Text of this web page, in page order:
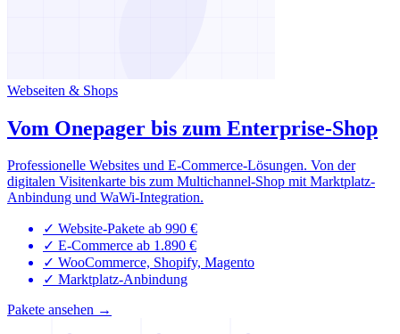
Webseiten & Shops
Vom Onepager bis zum Enterprise-Shop
Professionelle Websites und E-Commerce-Lösungen. Von der
digitalen Visitenkarte bis zum Multichannel-Shop mit Marktplatz-
Anbindung und WaWi-Integration.
✓ Website-Pakete ab 990 €
✓ E-Commerce ab 1.890 €
✓ WooCommerce, Shopify, Magento
✓ Marktplatz-Anbindung
Pakete ansehen →